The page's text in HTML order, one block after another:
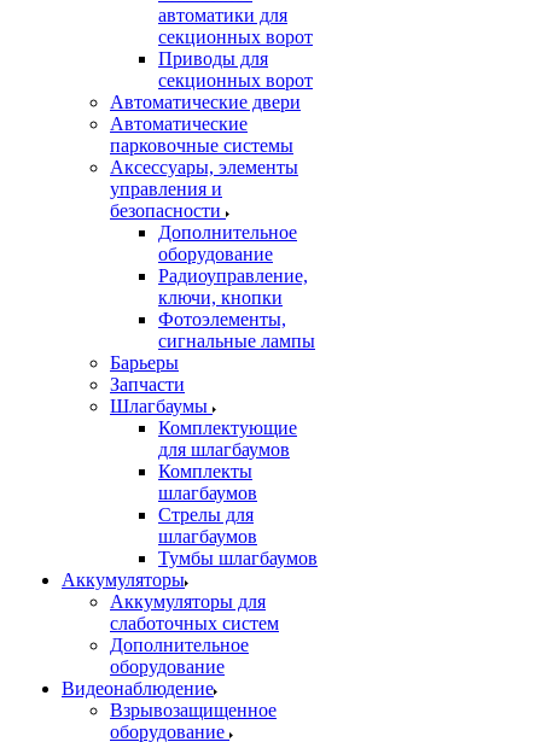
автоматики для
секционных ворот
Приводы для
секционных ворот
Автоматические двери
Автоматические
парковочные системы
Аксессуары, элементы
управления и
безопасности
Дополнительное
оборудование
Радиоуправление,
ключи, кнопки
Фотоэлементы,
сигнальные лампы
Барьеры
Запчасти
Шлагбаумы
Комплектующие
для шлагбаумов
Комплекты
шлагбаумов
Стрелы для
шлагбаумов
Тумбы шлагбаумов
Аккумуляторы
Аккумуляторы для
слаботочных систем
Дополнительное
оборудование
Видеонаблюдение
Взрывозащищенное
оборудование